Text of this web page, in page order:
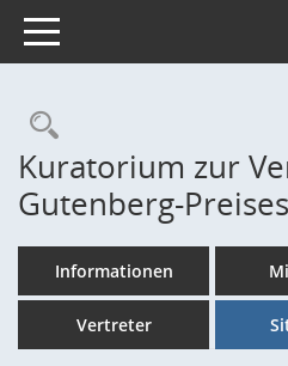
Toggle navigation
Rechercheauswahl
Kuratorium zur
Gutenberg-
Informationen
Vertreter